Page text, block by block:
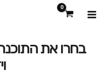
לתוכן
Main
בחרו את